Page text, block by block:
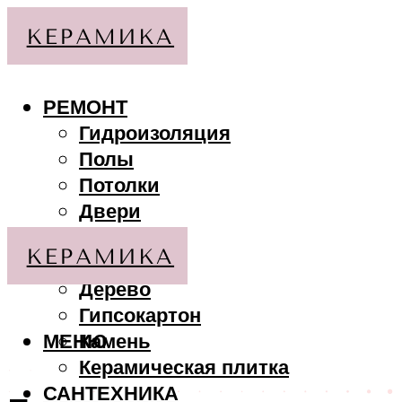
РЕМОНТ
Гидроизоляция
Полы
Потолки
Двери
МАТЕРИАЛЫ
Дерево
Гипсокартон
Камень
Керамическая плитка
САНТЕХНИКА
МЕНЮ